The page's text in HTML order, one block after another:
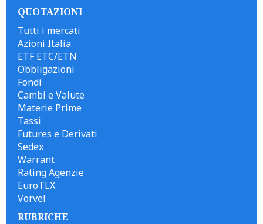
QUOTAZIONI
Tutti i mercati
Azioni Italia
ETF ETC/ETN
Obbligazioni
Fondi
Cambi e Valute
Materie Prime
Tassi
Futures e Derivati
Sedex
Warrant
Rating Agenzie
EuroTLX
Vorvel
RUBRICHE